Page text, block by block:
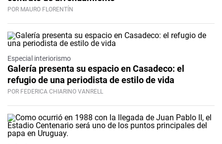
POR MAURO FLORENTÍN
Especial interiorismo
Galería presenta su espacio en Casadeco: el
refugio de una periodista de estilo de vida
POR FEDERICA CHIARINO VANRELL